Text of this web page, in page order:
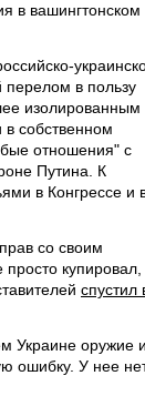
в вашингтонском
перелом в пользу
изолированным
собственном
отношения" с
Путина. К
в Конгрессе и
со своим
купировал,
спустил
Украине оружие и
ошибку. У нее